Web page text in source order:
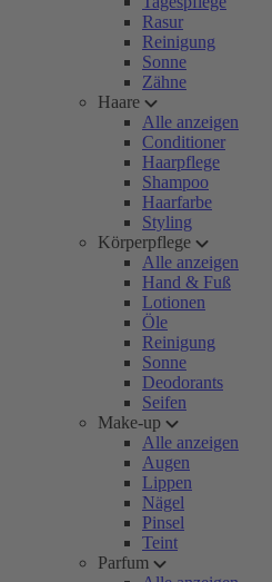
Rasur
Reinigung
Sonne
Zähne
Haare
Alle anzeigen
Conditioner
Haarpflege
Shampoo
Haarfarbe
Styling
Körperpflege
Alle anzeigen
Hand & Fuß
Lotionen
Öle
Reinigung
Sonne
Deodorants
Seifen
Make-up
Alle anzeigen
Augen
Lippen
Nägel
Pinsel
Teint
Parfum